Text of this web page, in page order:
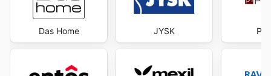
Das Home JYSK